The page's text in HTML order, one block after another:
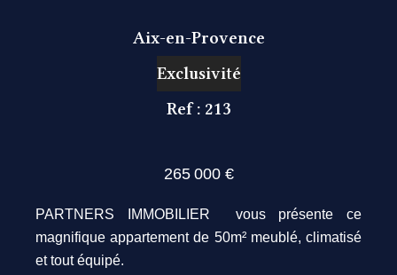
Aix-en-Provence
Exclusivité
Ref : 213
265 000 €
PARTNERS IMMOBILIER vous présente ce
magnifique appartement de 50m² meublé, climatisé
et tout équipé.